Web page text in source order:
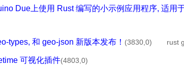
Due上使用 Rust 编写的小示例应用程序, 适用
types, 和 geo-json 新版本发布！ (3830,0) rust
可视化插件(4803,0)